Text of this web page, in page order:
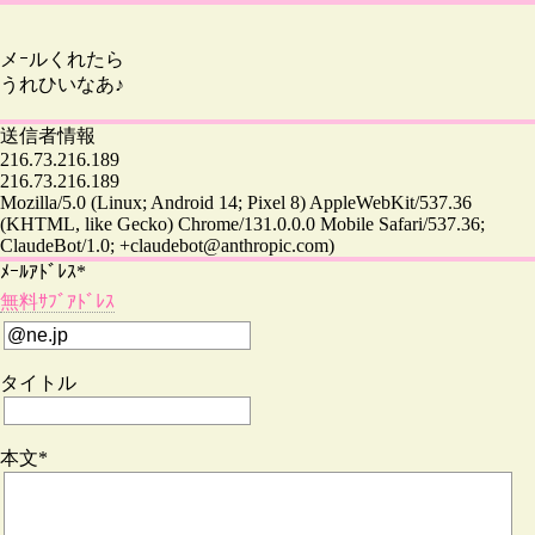
メｰルくれたら
うれひいなあ♪
送信者情報
216.73.216.189
216.73.216.189
Mozilla/5.0 (Linux; Android 14; Pixel 8) AppleWebKit/537.36
(KHTML, like Gecko) Chrome/131.0.0.0 Mobile Safari/537.36;
ClaudeBot/1.0; +claudebot@anthropic.com)
ﾒｰﾙｱﾄﾞﾚｽ*
無料ｻﾌﾞｱﾄﾞﾚｽ
タイトル
本文*